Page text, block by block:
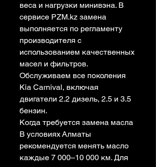
веса и нагрузки минивэна. В
сервисе PZM.kz замена
выполняется по регламенту
производителя с
использованием качественных
масел и фильтров.
Обслуживаем все поколения
Kia Carnival, включая
двигатели 2.2 дизель, 2.5 и 3.5
бензин.
Когда требуется замена масла
В условиях Алматы
рекомендуется менять масло
каждые 7 000–10 000 км. Для